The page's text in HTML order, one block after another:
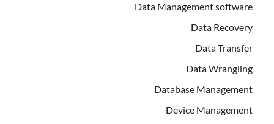
Data Management software
Data Recovery
Data Transfer
Data Wrangling
Database Management
Device Management